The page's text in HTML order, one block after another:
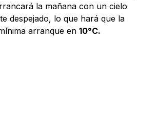
la mañana con un cielo
despejado, lo que hará que la
arranque en 10°C.